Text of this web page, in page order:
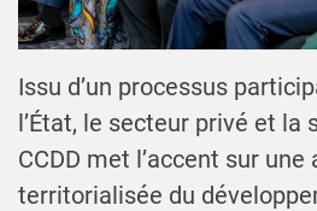
Issu d’un processus
l’État, le secteur privé et la
CCDD met l’accent sur une
territorialisée du